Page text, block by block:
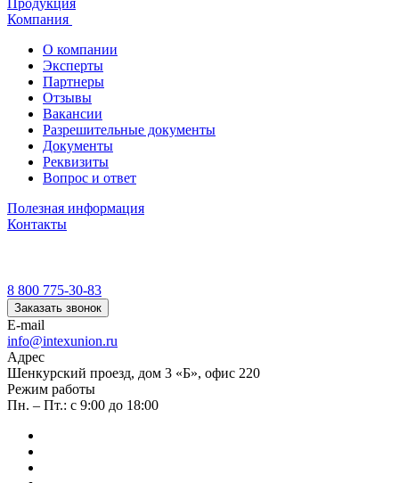
Продукция
Компания
О компании
Эксперты
Партнеры
Отзывы
Вакансии
Разрешительные документы
Документы
Реквизиты
Вопрос и ответ
Полезная информация
Контакты
8 800 775-30-83
Заказать звонок
E-mail
info@intexunion.ru
Адрес
Шенкурский проезд, дом 3 «Б», офис 220
Режим работы
Пн. – Пт.: с 9:00 до 18:00